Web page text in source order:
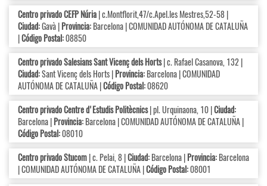
Centro privado CEFP Núria| c.Montflorit,47/c.Apel.les Mestres,52-58 |
Ciudad:Gavà |Provincia:Barcelona | COMUNIDAD AUTÓNOMA DE CATALUÑA
|Código Postal:08850
Centro privado Salesians Sant Vicenç dels Horts| c. Rafael Casanova, 132 |
Ciudad:Sant Vicenç dels Horts |Provincia:Barcelona | COMUNIDAD
AUTÓNOMA DE CATALUÑA |Código Postal:08620
Centro privado Centre d'Estudis Politècnics| pl. Urquinaona, 10 |Ciudad:
Barcelona |Provincia:Barcelona | COMUNIDAD AUTÓNOMA DE CATALUÑA |
Código Postal:08010
Centro privado Stucom| c. Pelai, 8 |Ciudad:Barcelona |Provincia:Barcelona
| COMUNIDAD AUTÓNOMA DE CATALUÑA |Código Postal:08001